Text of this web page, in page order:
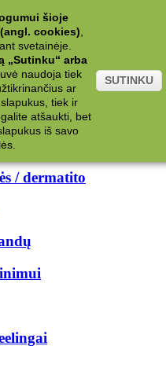
/ dermatito
šioje
cookies)
svetainėje.
„Sutinku“ arba
naudoja tiek
ar
tiek ir
atšaukti, bet
iš savo
SUTINKU